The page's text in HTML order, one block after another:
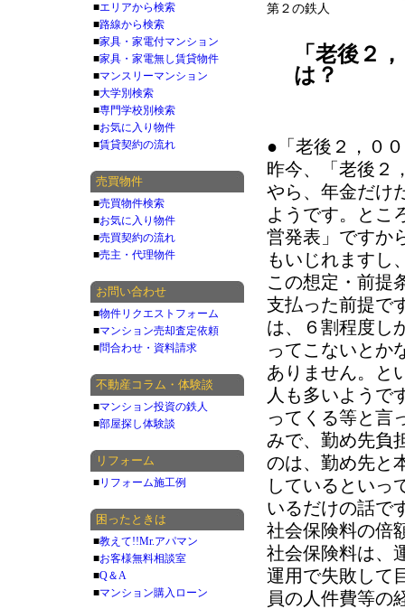
第２の鉄人
「老後２
は？
●「老後２，０
昨今、「老後２
やら、年金だけ
ようです。とこ
営発表」ですか
もいじれますし
この想定・前提
支払った前提で
は、６割程度し
ってこないとか
ありません。と
人も多いようで
ってくる等と言
みで、勤め先負
のは、勤め先と
しているといっ
いるだけの話で
社会保険料の倍
社会保険料は、
運用で失敗して
員の人件費等の
■エリアから検索
■路線から検索
■家具・家電付マンション
■家具・家電無し賃貸物件
■マンスリーマンション
■大学別検索
■専門学校別検索
■お気に入り物件
■賃貸契約の流れ
売買物件
■売買物件検索
■お気に入り物件
■売買契約の流れ
■売主・代理物件
お問い合わせ
■物件リクエストフォーム
■マンション売却査定依頼
■問合わせ・資料請求
不動産コラム・体験談
■マンション投資の鉄人
■部屋探し体験談
リフォーム
■リフォーム施工例
困ったときは
■教えて!!Mr.アパマン
■お客様無料相談室
■Q＆A
■マンション購入ローン